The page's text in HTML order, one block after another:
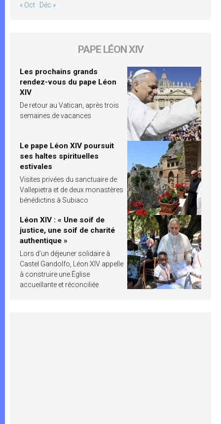
« Oct Déc »
PAPE LÉON XIV
Les prochains grands
rendez-vous du pape Léon
XIV
De retour au Vatican, après trois
semaines de vacances
Le pape Léon XIV poursuit
ses haltes spirituelles
estivales
Visites privées du sanctuaire de
Vallepietra et de deux monastères
bénédictins à Subiaco
Léon XIV : « Une soif de
justice, une soif de charité
authentique »
Lors d’un déjeuner solidaire à
Castel Gandolfo, Léon XIV appelle
à construire une Église
accueillante et réconciliée